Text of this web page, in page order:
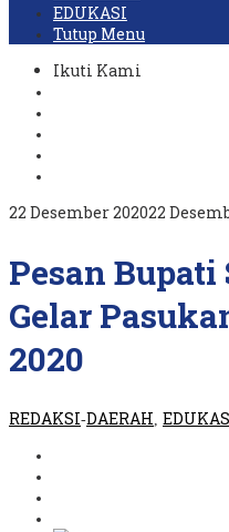
EDUKASI
Tutup Menu
Ikuti Kami
22 Desember 202022
Pesan Bupati
Gelar
2020
REDAKSI-DAERAH